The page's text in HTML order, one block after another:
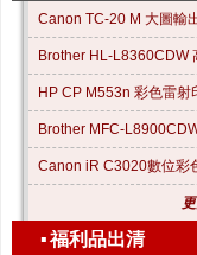
Brother MFC-
▪福利品出清